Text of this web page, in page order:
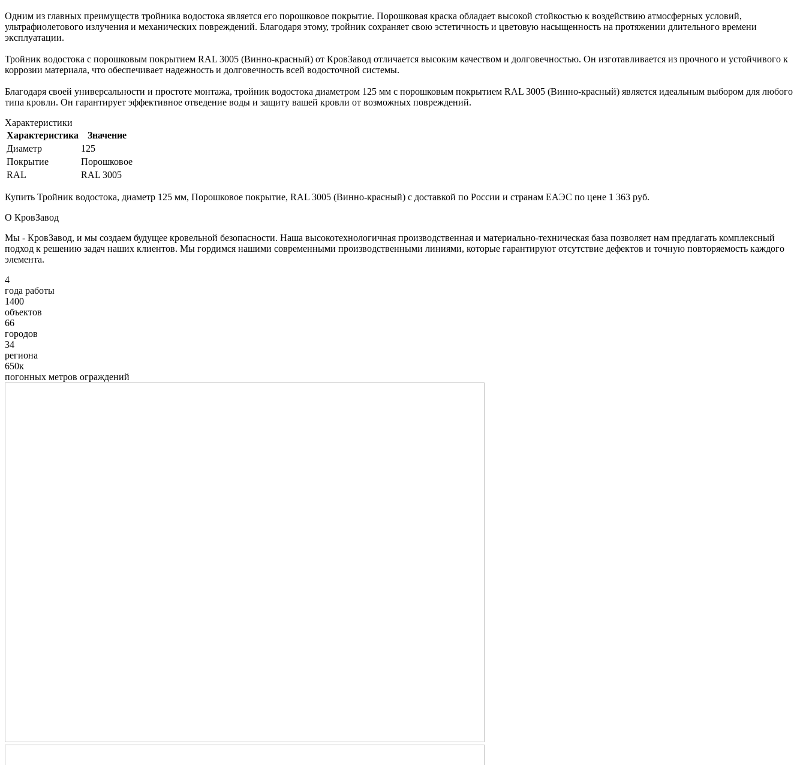
Одним из главных преимуществ тройника водостока является его порошковое покрытие. Порошковая краска обладает высокой стойкостью к воздействию атмосферных условий,
ультрафиолетового излучения и механических повреждений. Благодаря этому, тройник сохраняет свою эстетичность и цветовую насыщенность на протяжении длительного времени
эксплуатации.
Тройник водостока с порошковым покрытием RAL 3005 (Винно-красный) от КровЗавод отличается высоким качеством и долговечностью. Он изготавливается из прочного и устойчивого к
коррозии материала, что обеспечивает надежность и долговечность всей водосточной системы.
Благодаря своей универсальности и простоте монтажа, тройник водостока диаметром 125 мм с порошковым покрытием RAL 3005 (Винно-красный) является идеальным выбором для любого
типа кровли. Он гарантирует эффективное отведение воды и защиту вашей кровли от возможных повреждений.
Характеристики
Характеристика
Значение
Диаметр
125
Покрытие
Порошковое
RAL
RAL 3005
Купить Тройник водостока, диаметр 125 мм, Порошковое покрытие, RAL 3005 (Винно-красный) с доставкой по России и странам ЕАЭС по цене 1 363 руб.
О КровЗавод
Мы - КровЗавод, и мы создаем будущее кровельной безопасности. Наша высокотехнологичная производственная и материально-техническая база позволяет нам предлагать комплексный
подход к решению задач наших клиентов. Мы гордимся нашими современными производственными линиями, которые гарантируют отсутствие дефектов и точную повторяемость каждого
элемента.
4
года работы
1400
объектов
66
городов
34
региона
650к
погонных метров ограждений